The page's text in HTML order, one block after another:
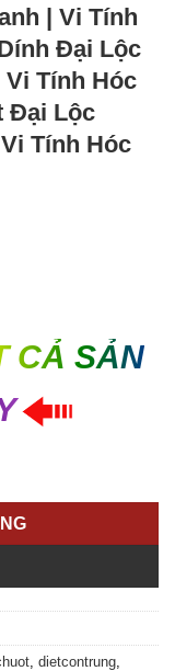
| Vi Tính
Đại Lộc
Vi Tính Hóc
Đại Lộc
Tính Hóc
VND.
CẢ SẢN
Dính Hiệu Quả
dietcontrung